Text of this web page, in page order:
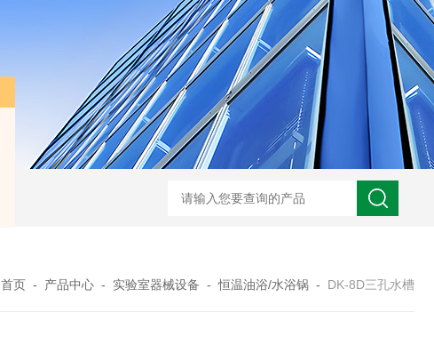
首页 - 产品中心 - 实验室器械设备 -恒温油浴/水浴锅 - DK-8D三孔水槽